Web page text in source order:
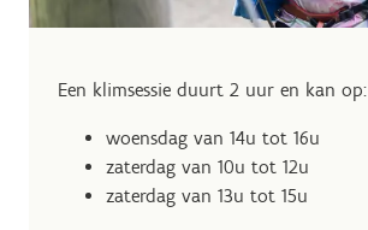
Een klimsessie duurt 2 uur en kan op:
woensdag van 14u tot 16u
zaterdag van 10u tot 12u
zaterdag van 13u tot 15u